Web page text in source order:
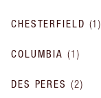
CHESTERFIELD (1)
COLUMBIA (1 )
DES PERES (2)